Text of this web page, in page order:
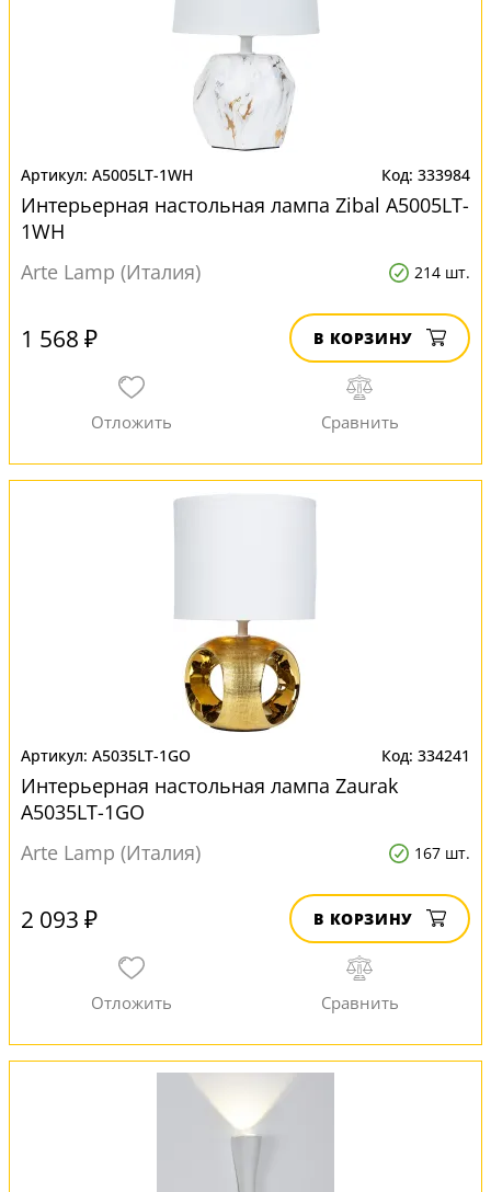
A5005LT-1WH 333984
Интерьерная настольная лампа Zibal A5005LT-
1WH
Arte Lamp (Италия)
214 шт.
1 568 ₽ В КОРЗИНУ
A5035LT-1GO 334241
Интерьерная настольная лампа Zaurak
A5035LT-1GO
Arte Lamp (Италия)
167 шт.
2 093 ₽ В КОРЗИНУ